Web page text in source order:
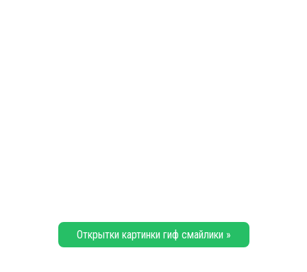
Открытки картинки гиф смайлики »